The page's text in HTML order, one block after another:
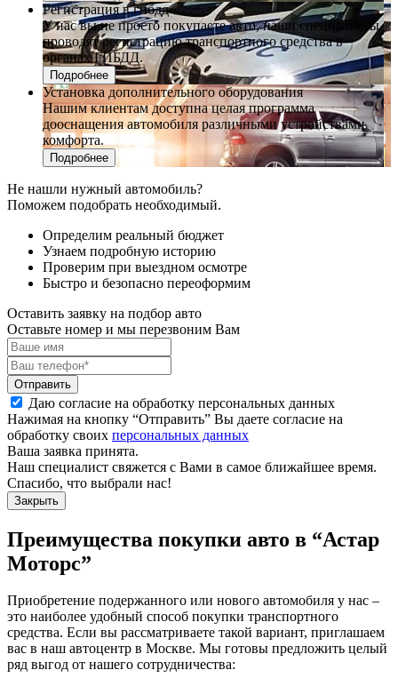
Регистрация в гибдд
У нас вы не просто покупаете авто, наши специалисты
проводят регистрацию транспортного средства в
органах ГИБДД.
Подробнее
Установка дополнительного оборудования
Нашим клиентам доступна целая программа
дооснащения автомобиля различными устройствами
комфорта.
Подробнее
Не нашли нужный автомобиль?
Поможем подобрать необходимый.
Определим реальный бюджет
Узнаем подробную историю
Проверим при выездном осмотре
Быстро и безопасно переоформим
Оставить заявку на подбор авто
Оставьте номер и мы перезвоним Вам
Отправить
Даю согласие на обработку персональных данных
Нажимая на кнопку “Отправить” Вы даете согласие на
обработку своих персональных данных
Ваша заявка принята.
Наш специалист свяжется с Вами в самое ближайшее время.
Спасибо, что выбрали нас!
Закрыть
Преимущества покупки авто в “Астар
Моторс”
Приобретение подержанного или нового автомобиля у нас –
это наиболее удобный способ покупки транспортного
средства. Если вы рассматриваете такой вариант, приглашаем
вас в наш автоцентр в Москве. Мы готовы предложить целый
ряд выгод от нашего сотрудничества: